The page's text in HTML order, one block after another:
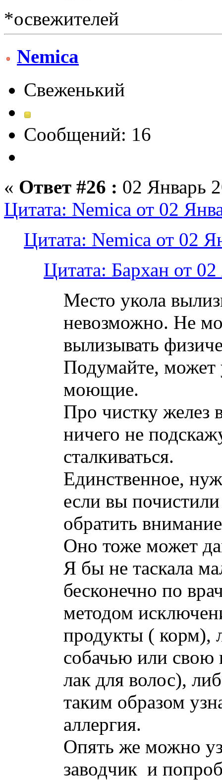
*освежителей
Nemica
Свеженький
Сообщений: 16
« Ответ #26 : 02 Январь
Цитата: Nemica от 02
Цитата: Nemica от 02
Цитата: Бархан от
Место укола
невозможно. Не
вылизывать
Подумайте, может
моющие.
Про чистку желез
ничего не
сталкиваться.
Единственное,
если вы
обратить
Оно тоже может
Я бы не таскала
бесконечно по
методом
продукты ( корм),
собачью или
лак для волос),
таким образом
аллергия.
Опять же можно
заводчик и